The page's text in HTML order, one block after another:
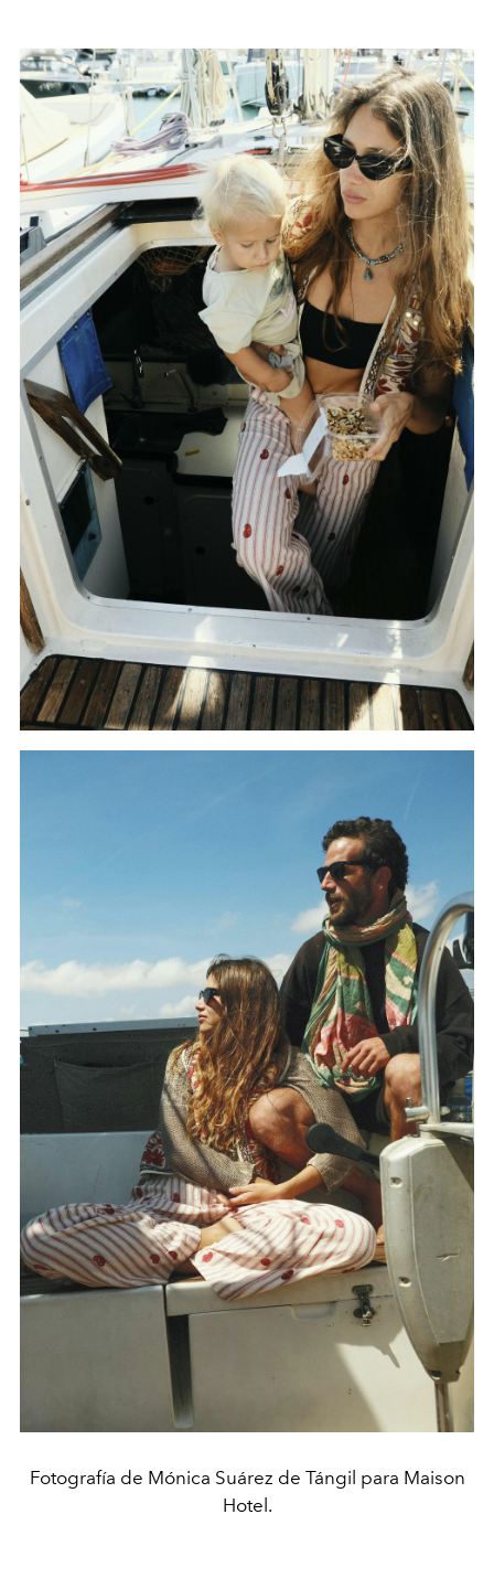
Fotografía de Mónica Suárez de Tángil para Maison
Hotel.